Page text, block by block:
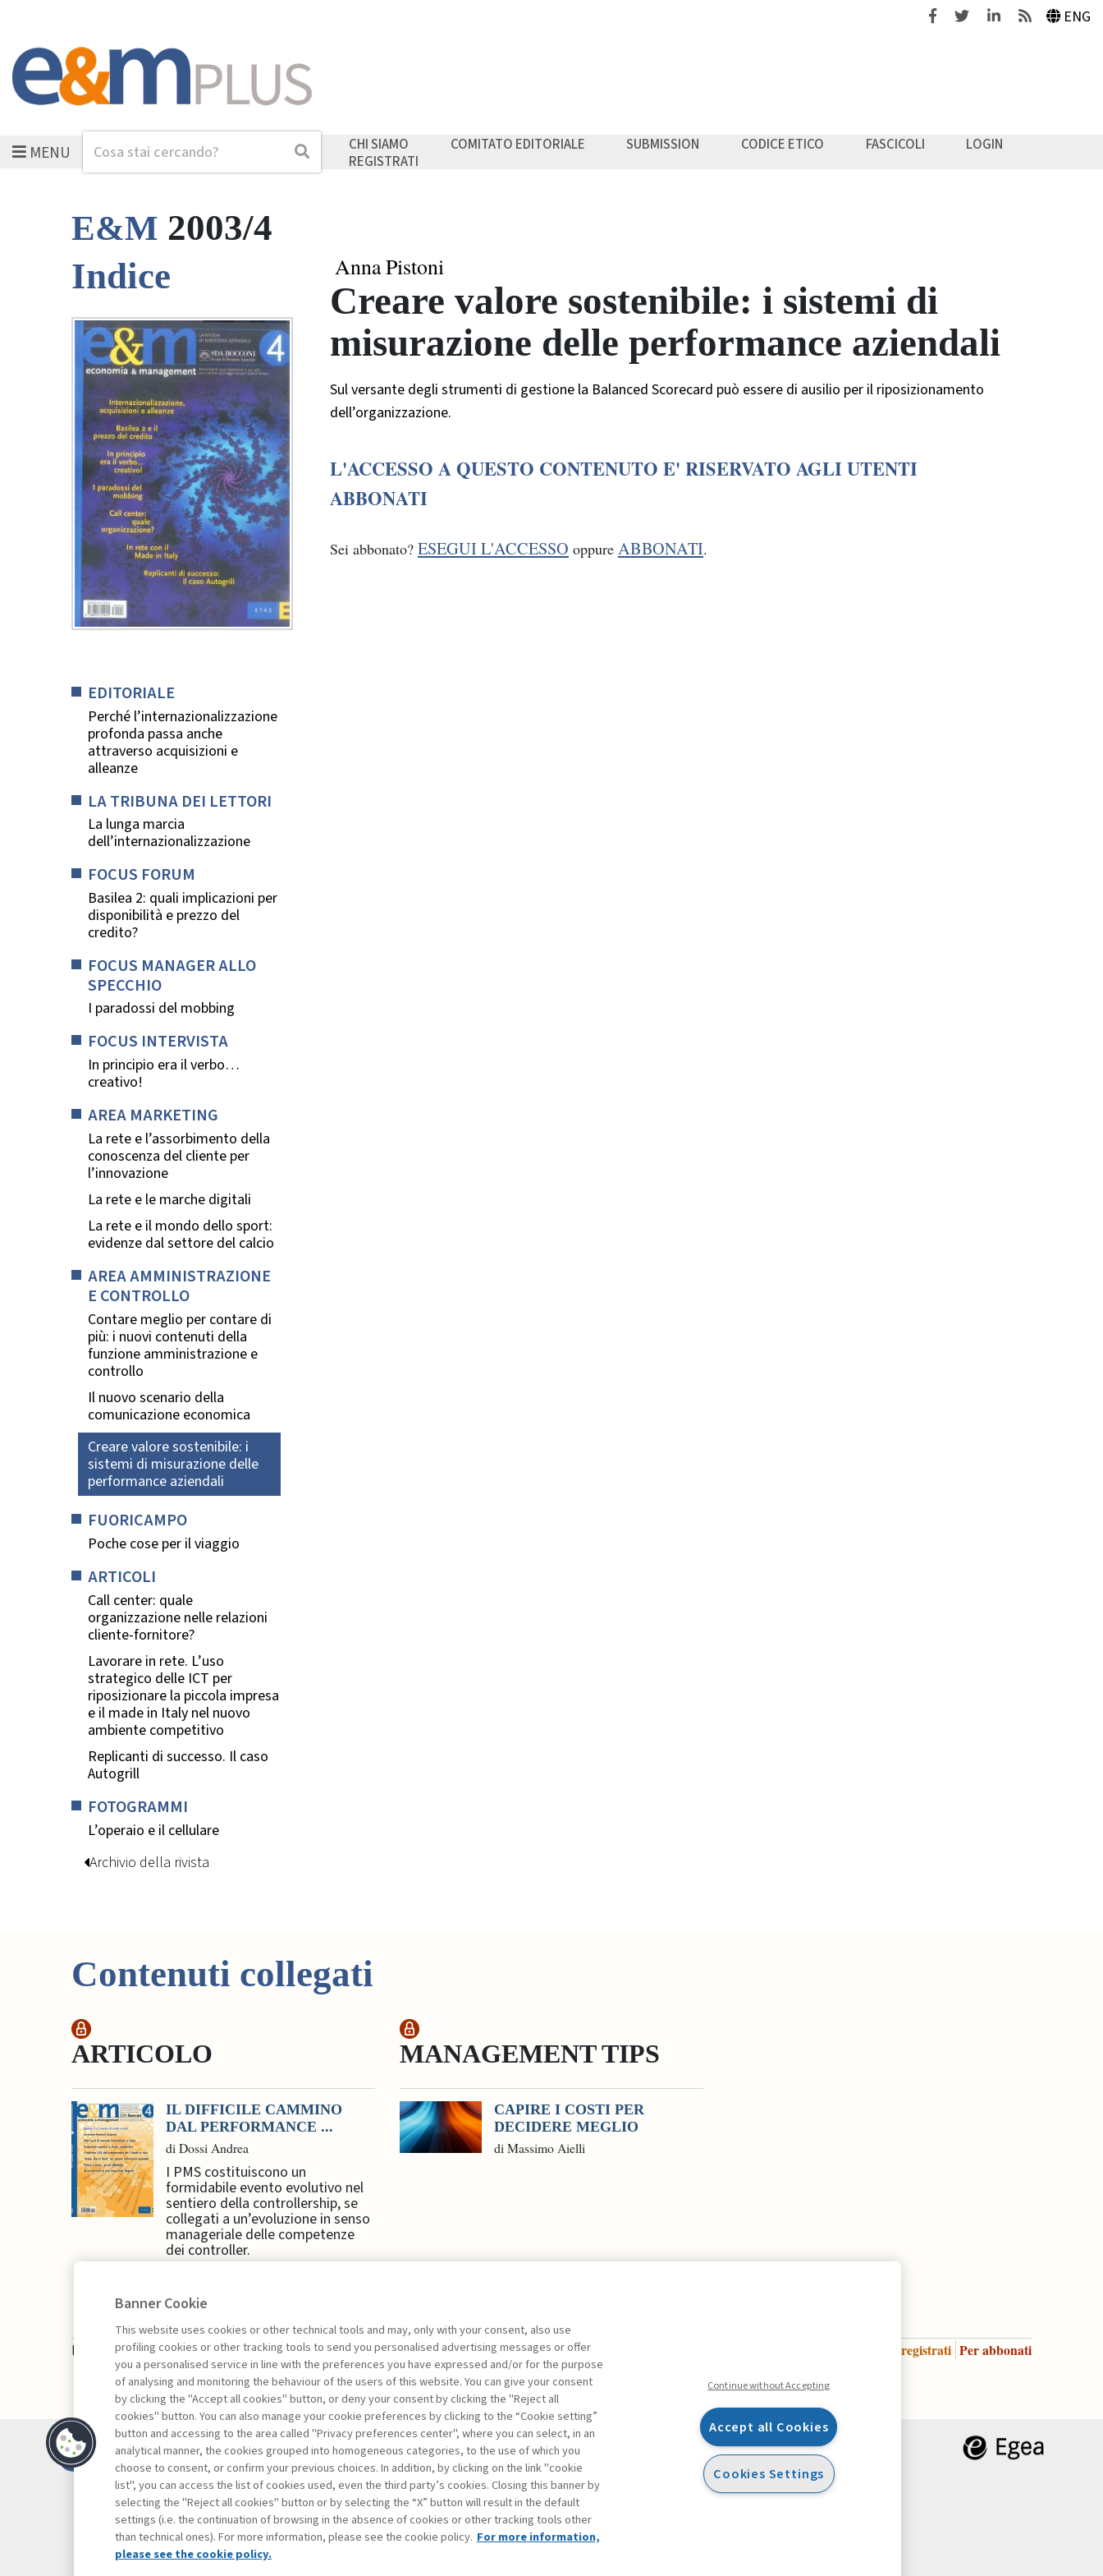
FacebookTwitterLinkedinFeeds ENG
MENUCerca Cerca CHI SIAMO COMITATO EDITORIALE SUBMISSION CODICE ETICO FASCICOLI
LOGIN
REGISTRATI
E&M 2003/4
Indice
EDITORIALE
Perché l’internazionalizzazione
profonda passa anche
attraverso acquisizioni e
alleanze
LA TRIBUNA DEI LETTORI
La lunga marcia
dell’internazionalizzazione
FOCUS FORUM
Basilea 2: quali implicazioni per
disponibilità e prezzo del
credito?
FOCUS MANAGER ALLO
SPECCHIO
I paradossi del mobbing
FOCUS INTERVISTA
In principio era il verbo…
creativo!
AREA MARKETING
La rete e l’assorbimento della
conoscenza del cliente per
l’innovazione
La rete e le marche digitali
La rete e il mondo dello sport:
evidenze dal settore del calcio
AREA AMMINISTRAZIONE
E CONTROLLO
Contare meglio per contare di
più: i nuovi contenuti della
funzione amministrazione e
controllo
Il nuovo scenario della
comunicazione economica
Creare valore sostenibile: i
sistemi di misurazione delle
performance aziendali
FUORICAMPO
Poche cose per il viaggio
ARTICOLI
Call center: quale
organizzazione nelle relazioni
cliente-fornitore?
Lavorare in rete. L’uso
strategico delle ICT per
riposizionare la piccola impresa
e il made in Italy nel nuovo
ambiente competitivo
Replicanti di successo. Il caso
Autogrill
FOTOGRAMMI
L’operaio e il cellulare
Archivio della rivista
Anna Pistoni
Creare valore sostenibile: i sistemi di
misurazione delle performance aziendali
Sul versante degli strumenti di gestione la Balanced Scorecard può essere di ausilio per il riposizionamento
dell’organizzazione.
L'ACCESSO A QUESTO CONTENUTO E' RISERVATO AGLI UTENTI
ABBONATI
Sei abbonato? ESEGUI L'ACCESSO oppure ABBONATI.
Contenuti collegati
ARTICOLO
IL DIFFICILE CAMMINO
DAL PERFORMANCE ...
di Dossi Andrea
I PMS costituiscono un
formidabile evento evolutivo nel
sentiero della controllership, se
collegati a un’evoluzione in senso
manageriale delle competenze
dei controller.
MANAGEMENT TIPS
CAPIRE I COSTI PER
DECIDERE MEGLIO
di Massimo Aielli
La consultazione dei libri è riservata esclusivamente agli abbonati Premium Per registrati Per abbonati
Contatti
Abbonamenti
Archivio rubriche
Privacy
Cookie policy
Whistleblowing
FacebookTwitterLinkedin
Banner Cookie
This website uses cookies or other technical tools and may, only with your consent, also use
profiling cookies or other tracking tools to send you personalised advertising messages or offer
you a personalised service in line with the preferences you have expressed and/or for the purpose
of analysing and monitoring the behaviour of the users of this website. You can give your consent
by clicking the "Accept all cookies" button, or deny your consent by clicking the "Reject all
cookies" button. You can also manage your cookie preferences by clicking to the “Cookie setting”
button and accessing to the area called "Privacy preferences center", where you can select, in an
analytical manner, the cookies grouped into homogeneous categories, to the use of which you
choose to consent, or confirm your previous choices. In addition, by clicking on the link "cookie
list", you can access the list of cookies used, even the third party’s cookies. Closing this banner by
selecting the "Reject all cookies" button or by selecting the “X” button will result in the default
settings (i.e. the continuation of browsing in the absence of cookies or other tracking tools other
than technical ones). For more information, please see the cookie policy. For more information,
please see the cookie policy.
Continue without Accepting
Accept all Cookies
Cookies Settings